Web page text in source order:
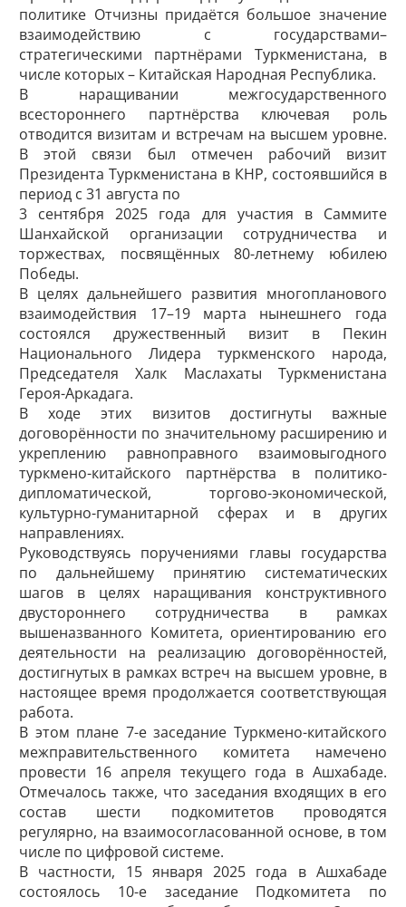
политике Отчизны придаётся большое значение
взаимодействию с государствами–
стратегическими партнёрами Туркменистана, в
числе которых – Китайская Народная Республика.
В наращивании межгосударственного
всестороннего партнёрства ключевая роль
отводится визитам и встречам на высшем уровне.
В этой связи был отмечен рабочий визит
Президента Туркменистана в КНР, состоявшийся в
период с 31 августа по
3 сентября 2025 года для участия в Саммите
Шанхайской организации сотрудничества и
торжествах, посвящённых 80-летнему юбилею
Победы.
В целях дальнейшего развития многопланового
взаимодействия 17–19 марта нынешнего года
состоялся дружественный визит в Пекин
Национального Лидера туркменского народа,
Председателя Халк Маслахаты Туркменистана
Героя-Аркадага.
В ходе этих визитов достигнуты важные
договорённости по значительному расширению и
укреплению равноправного взаимовыгодного
туркмено-китайского партнёрства в политико-
дипломатической, торгово-экономической,
культурно-гуманитарной сферах и в других
направлениях.
Руководствуясь поручениями главы государства
по дальнейшему принятию систематических
шагов в целях наращивания конструктивного
двустороннего сотрудничества в рамках
вышеназванного Комитета, ориентированию его
деятельности на реализацию договорённостей,
достигнутых в рамках встреч на высшем уровне, в
настоящее время продолжается соответствующая
работа.
В этом плане 7-е заседание Туркмено-китайского
межправительственного комитета намечено
провести 16 апреля текущего года в Ашхабаде.
Отмечалось также, что заседания входящих в его
состав шести подкомитетов проводятся
регулярно, на взаимосогласованной основе, в том
числе по цифровой системе.
В частности, 15 января 2025 года в Ашхабаде
состоялось 10-е заседание Подкомитета по